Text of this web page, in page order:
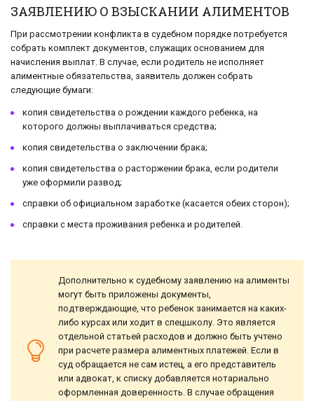
ЗАЯВЛЕНИЮ О ВЗЫСКАНИИ АЛИМЕНТОВ
При рассмотрении конфликта в судебном порядке потребуется
собрать комплект документов, служащих основанием для
начисления выплат. В случае, если родитель не исполняет
алиментные обязательства, заявитель должен собрать
следующие бумаги:
копия свидетельства о рождении каждого ребенка, на
которого должны выплачиваться средства;
копия свидетельства о заключении брака;
копия свидетельства о расторжении брака, если родители
уже оформили развод;
справки об официальном заработке (касается обеих сторон);
справки с места проживания ребенка и родителей.
Дополнительно к судебному заявлению на алименты
могут быть приложены документы,
подтверждающие, что ребенок занимается на каких-
либо курсах или ходит в спецшколу. Это является
отдельной статьей расходов и должно быть учтено
при расчете размера алиментных платежей. Если в
суд обращается не сам истец, а его представитель
или адвокат, к списку добавляется нотариально
оформленная доверенность. В случае обращения